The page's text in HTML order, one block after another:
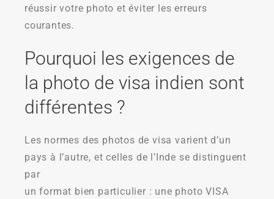
réussir votre photo et éviter les erreurs
courantes.
Pourquoi les exigences de
la photo de visa indien sont
différentes ?
Les normes des photos de visa varient d’un
pays à l’autre, et celles de l’Inde se distinguent
par
un format bien particulier : une photo VISA